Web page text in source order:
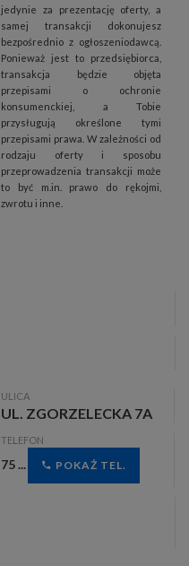
jedynie za prezentację oferty, a
samej transakcji dokonujesz
bezpośrednio z ogłoszeniodawcą.
Ponieważ jest to przedsiębiorca,
transakcja będzie objęta
przepisami o ochronie
konsumenckiej, a Tobie
przysługują określone tymi
przepisami prawa. W zależności od
rodzaju oferty i sposobu
przeprowadzenia transakcji może
to być m.in. prawo do rękojmi,
zwrotu i inne.
ULICA
UL. ZGORZELECKA 7A
TELEFON
75 ... POKAŻ TEL.